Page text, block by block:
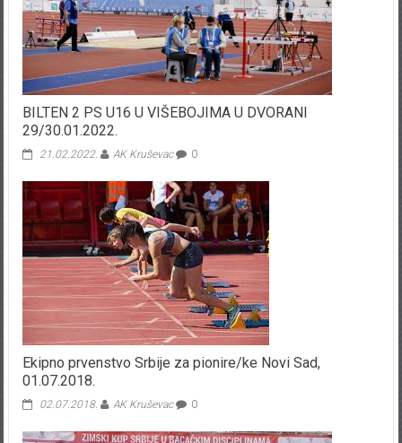
BILTEN 2 PS U16 U VIŠEBOJIMA U DVORANI
29/30.01.2022.
21.02.2022. AK Kruševac 0
Ekipno prvenstvo Srbije za pionire/ke Novi Sad,
01.07.2018.
02.07.2018. AK Kruševac 0